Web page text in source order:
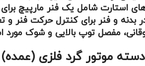
شامل یک فنر مارپیچ
و فنر برای کنترل حرکت فنر
مفصل توپ بالایی و شوک مورد
موتور گرد فلزی